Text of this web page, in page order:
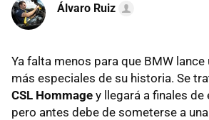
Álvaro Ruiz
Ya falta menos para que BMW
más especiales de su historia. Se
CSL Hommage y llegará a finales
pero antes debe de someterse a